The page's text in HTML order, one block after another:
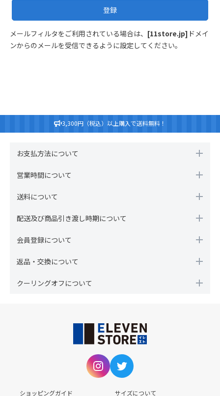
登録
メールフィルタをご利用されている場合は、 [11store.jp] ドメイ
ンからのメールを受信できるように設定してください。
3,300円（税込）以上購入で送料無料！
お支払方法について
営業時間について
送料について
配送及び商品引き渡し時期について
会員登録について
返品・交換について
クーリングオフについて
ショッピングガイド サイズについて